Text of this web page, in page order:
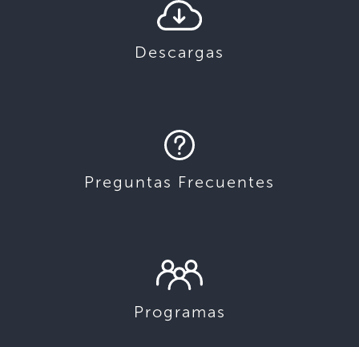
Descargas
Preguntas Frecuentes
Programas